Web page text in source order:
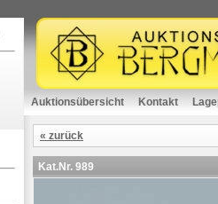
Auktionsübersicht Kontakt
« zurück
Kat.Nr. 989